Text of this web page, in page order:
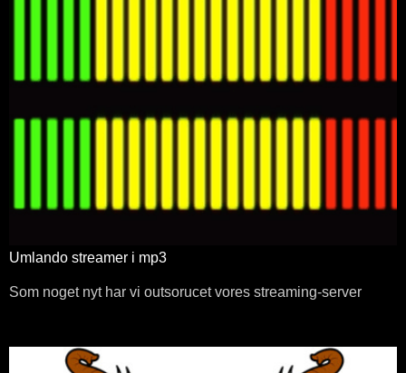
Umlando streamer i mp3
Som noget nyt har vi outsorucet vores streaming-server